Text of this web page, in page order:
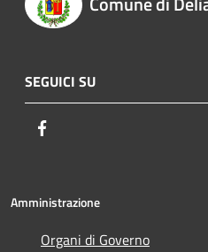
SEGUICI SU
Amministrazione
Organi di Governo